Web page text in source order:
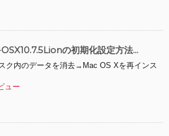
の初期化設定方法...
ク内のデータを消去→Mac OS Xを再インス
ュー